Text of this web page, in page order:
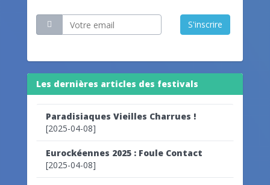
S'inscrire
Les dernières articles des festivals
Paradisiaques Vieilles Charrues !
[2025-04-08]
Eurockéennes 2025 : Foule Contact
[2025-04-08]